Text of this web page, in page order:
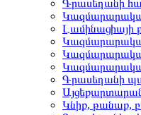
Գրասեղանի
Լամինացիայի
Գրասեղանի
Կնիք, թանաք,